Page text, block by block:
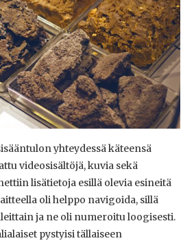
yhteydessä käteensä
videosisältöjä, kuvia sekä
lisätietoja esillä olevia esineitä
oli helppo navigoida, sillä
ja ne oli numeroitu loogisesti.
pystyisi tällaiseen